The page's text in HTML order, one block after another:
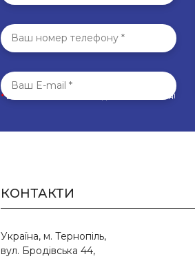
*Всі поля обов’язкові для заповнення!
КОНТАКТИ
Україна, м. Тернопіль,
вул. Бродівська 44,